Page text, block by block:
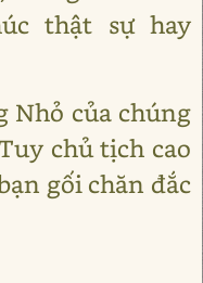
thật sự hay
Nhỏ của chúng
chủ tịch cao
gối chăn đắc